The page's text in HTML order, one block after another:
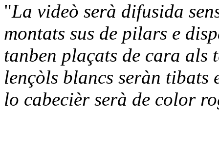
"La videò serà difusida
montats sus de pilars e
tanben plaçats de cara als
lençòls blancs seràn tibats
lo cabecièr serà de color